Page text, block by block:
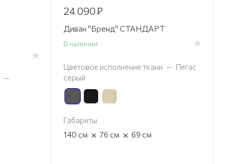
—
24 090₽
Диван "Бренд" СТАНДАРТ
В наличии
Цветовое исполнение ткани — Пегас
серый
Габариты
140 см × 76 см × 69 см